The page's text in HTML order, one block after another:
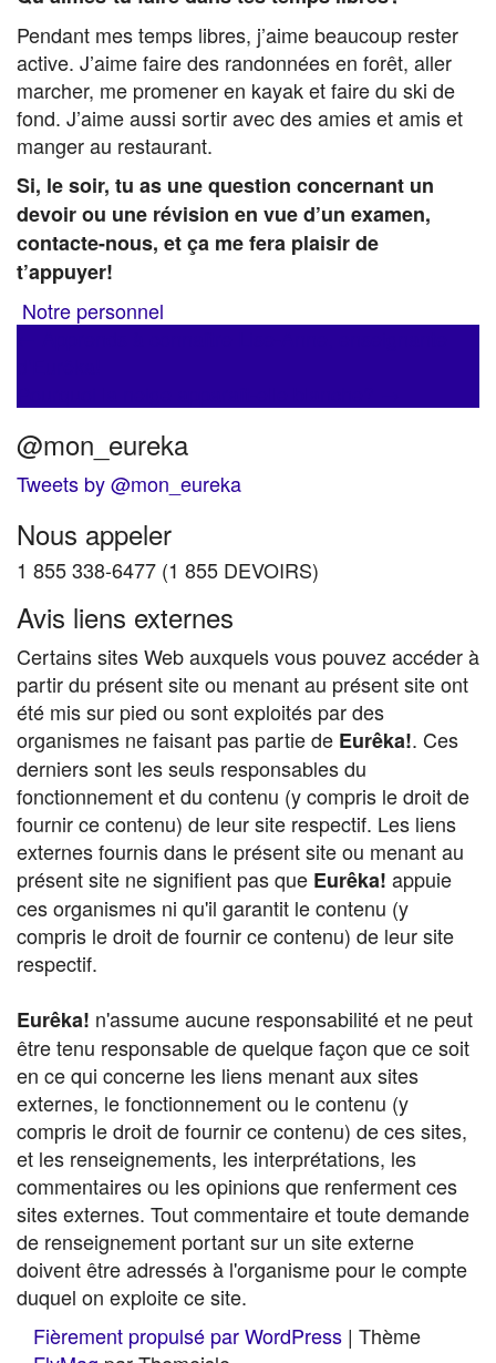
Pendant mes temps libres, j’aime beaucoup rester
active. J’aime faire des randonnées en forêt, aller
marcher, me promener en kayak et faire du ski de
fond. J’aime aussi sortir avec des amies et amis et
manger au restaurant.
Si, le soir, tu as une question concernant un
devoir ou une révision en vue d’un examen,
contacte-nous, et ça me fera plaisir de
t’appuyer!
Notre personnel
@mon_eureka
Tweets by @mon_eureka
Nous appeler
1 855 338-6477 (1 855 DEVOIRS)
Avis liens externes
Certains sites Web auxquels vous pouvez accéder à
partir du présent site ou menant au présent site ont
été mis sur pied ou sont exploités par des
organismes ne faisant pas partie de Eurêka!. Ces
derniers sont les seuls responsables du
fonctionnement et du contenu (y compris le droit de
fournir ce contenu) de leur site respectif. Les liens
externes fournis dans le présent site ou menant au
présent site ne signifient pas que Eurêka! appuie
ces organismes ni qu'il garantit le contenu (y
compris le droit de fournir ce contenu) de leur site
respectif.
Eurêka! n'assume aucune responsabilité et ne peut
être tenu responsable de quelque façon que ce soit
en ce qui concerne les liens menant aux sites
externes, le fonctionnement ou le contenu (y
compris le droit de fournir ce contenu) de ces sites,
et les renseignements, les interprétations, les
commentaires ou les opinions que renferment ces
sites externes. Tout commentaire et toute demande
de renseignement portant sur un site externe
doivent être adressés à l'organisme pour le compte
duquel on exploite ce site.
Fièrement propulsé par WordPress | Thème